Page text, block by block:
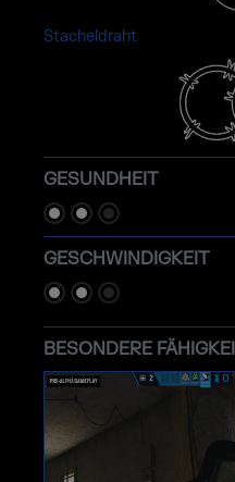
Stacheldraht
GESUNDHEIT
GESCHWINDIGKEIT
BESONDERE